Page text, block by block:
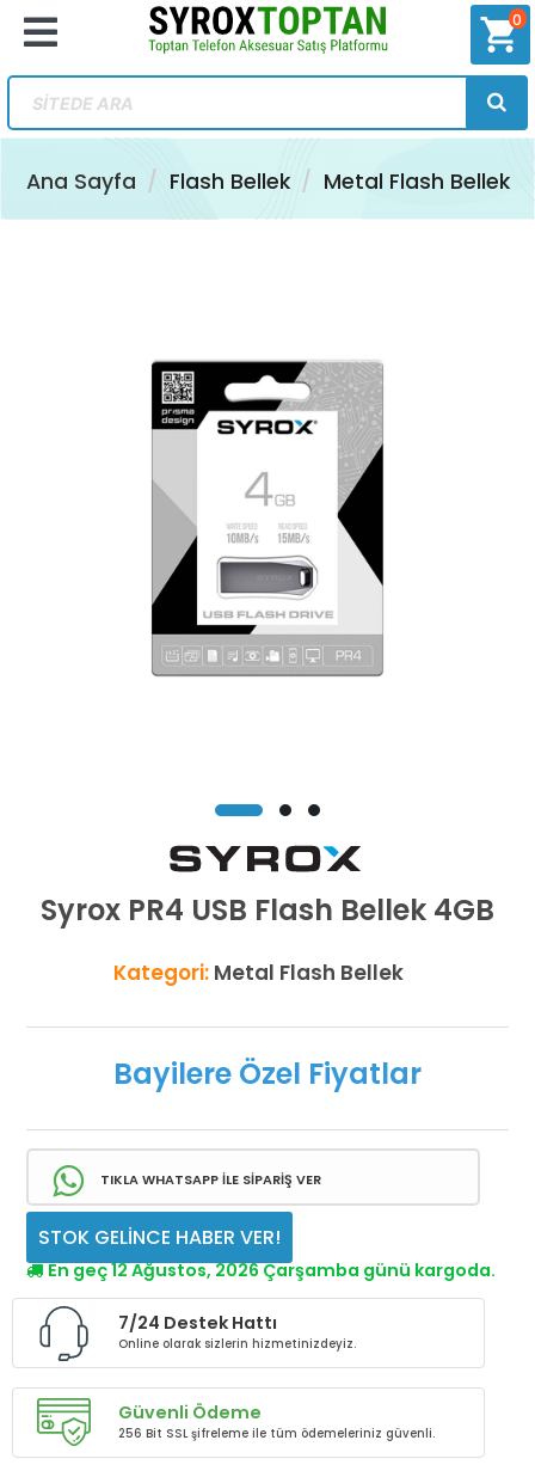
shopping_cart
0
Ana Sayfa Flash Bellek Metal Flash Bellek
Syrox PR4 USB Flash Bellek 4GB
Kategori: Metal Flash Bellek
Bayilere Özel Fiyatlar
TIKLA WHATSAPP İLE SİPARİŞ VER
STOK GELİNCE HABER VER!
En geç 12 Ağustos, 2026 Çarşamba günü kargoda.
7/24 Destek Hattı
Online olarak sizlerin hizmetinizdeyiz.
Güvenli Ödeme
256 Bit SSL şifreleme ile tüm ödemeleriniz güvenli.